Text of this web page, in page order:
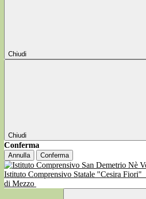
Chiudi
Chiudi
Conferma
Annulla Conferma
Istituto Comprensivo Statale "Cesira Fiori"
di Mezzo